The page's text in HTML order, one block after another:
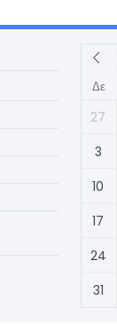
Δε
27
3
10
17
24
31